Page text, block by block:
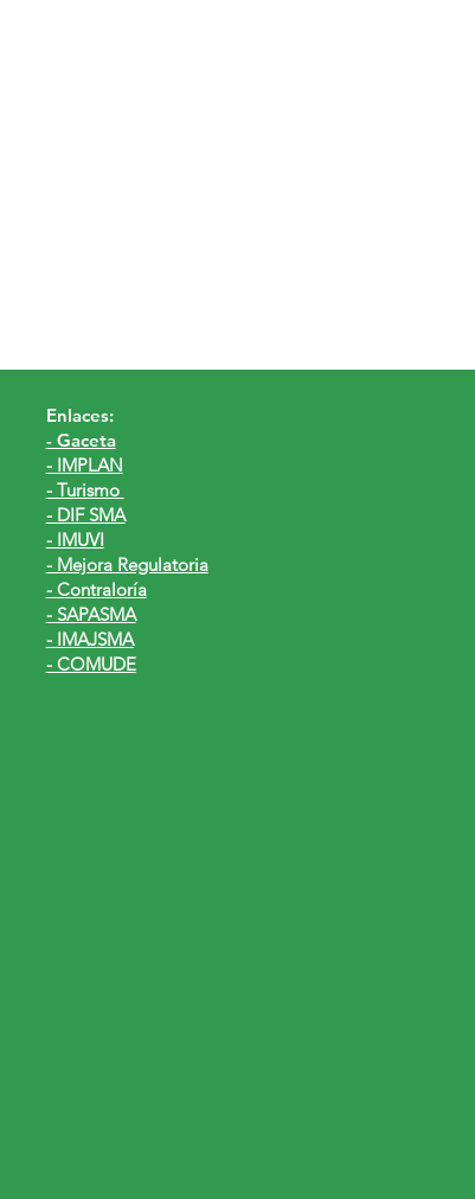
Enlaces:
- Gaceta
- IMPLAN
- Turismo
- DIF SMA
- IMUVI
- Mejora Regulatoria
- Contraloría
- SAPASMA
- IMAJSMA
- COMUDE